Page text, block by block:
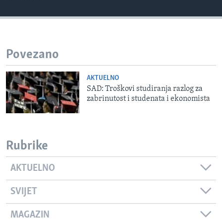
Povezano
AKTUELNO
SAD: Troškovi studiranja razlog za
zabrinutost i studenata i ekonomista
Rubrike
AKTUELNO
SVIJET
MAGAZIN